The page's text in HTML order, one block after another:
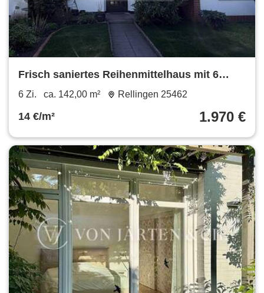
Frisch saniertes Reihenmittelhaus mit 6
Zimmern, Balkon und Einzelgarage zu
6 Zi. ca. 142,00 m² Rellingen 25462
14 €/m² 1.970 €